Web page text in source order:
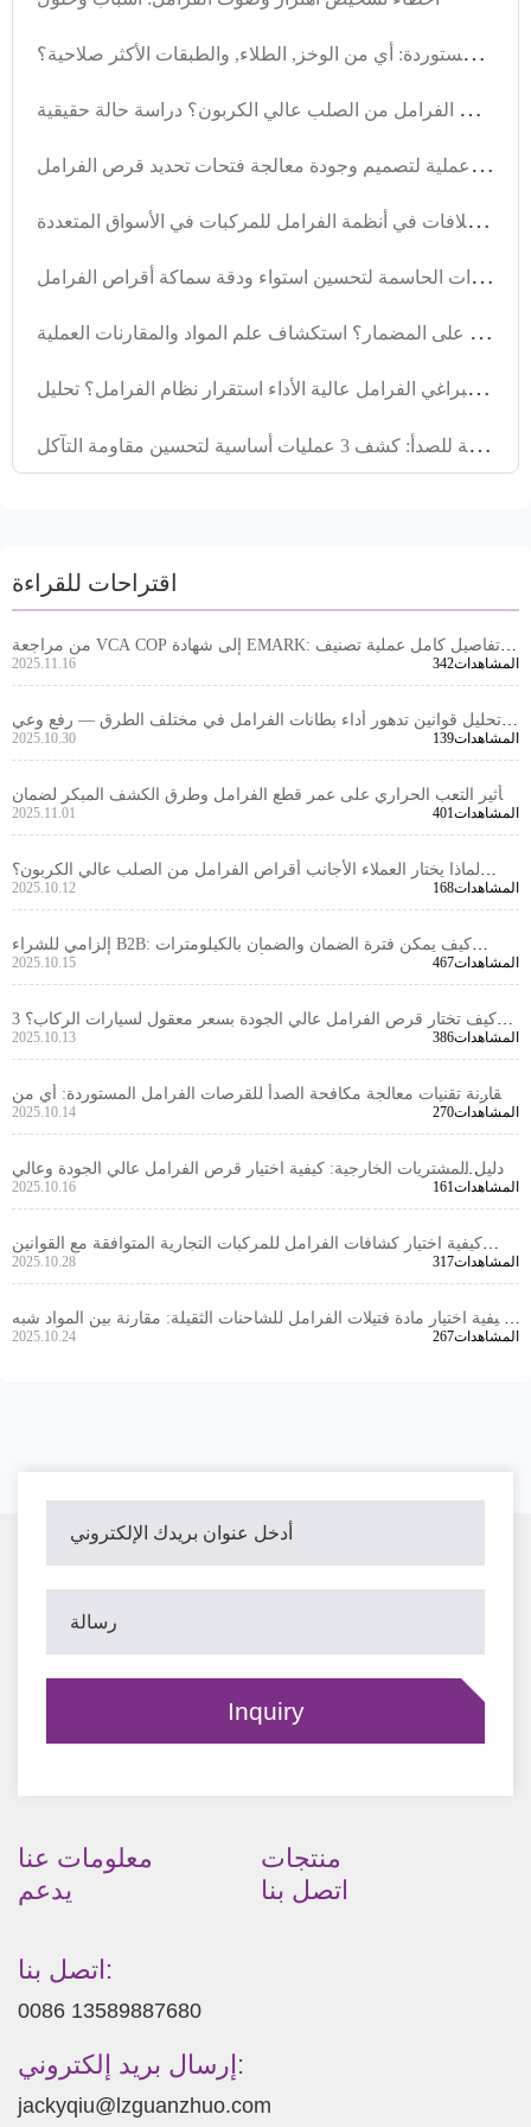
م
قارنة تقنيات معالجة مكافحة الصدأ للقرصات الفرامل المستوردة: أي من الوخز, الطلاء, والطبقات الأكثر صلاحية؟
ل
ماذا يختار العملاء الأجانب أقراص الفرامل من الصلب عالي الكربون؟ دراسة حالة حقيقية
ت
عزيز إدارة أمان الأساطيل: حلول عملية لتصميم وجودة معالجة فتحات تحديد قرص الفرامل
م
شاركة حالة تطبيق تصميم قرص الفرامل عالي التوافق لتعامل مع الاختلافات في أنظمة الفرامل للمركبات في الأسواق المتعددة
ت
حليل تقنيات الخراطة الفعالة: الخطوات الحاسمة لتحسين استواء ودقة سماكة أقراص الفرامل
ل
ماذا يعتبر استخدام مسامير فرامل مقاومة للتدهور ضرورياً في القيادة على المضمار؟ استكشاف علم المواد والمقارنات العملية
ك
يف تحسن البراغي الفرامل عالية الأداء استقرار نظام الفرامل؟ تحليل原理 التقنية وتنطويات التطبيق
ت
قنية طلاء قرص الفرامل المقاومة للصدأ: كشف 3 عمليات أساسية لتحسين مقاومة التآكل
اقتراحات للقراءة
من مراجعة VCA COP إلى شهادة EMARK: تفاصيل كامل عملية تصنيف
مجموعات الفرامل
2025.11.16 342المشاهدات
تحليل قوانين تدهور أداء بطانات الفرامل في مختلف الطرق — رفع وعي
العملاء الأجانب بصيانة سياراتهم
2025.10.30 139المشاهدات
تأثير التعب الحراري على عمر قطع الفرامل وطرق الكشف المبكر لضمان
سلامة المركبات طويلة المسافة
2025.11.01 401المشاهدات
لماذا يختار العملاء الأجانب أقراص الفرامل من الصلب عالي الكربون؟
دراسة حالة حقيقية
2025.10.12 168المشاهدات
إلزامي للشراء B2B: كيف يمكن فترة الضمان والضمان بالكيلومترات
للقرصات الفرامل أن تخفض مخاطر السلسلة التوريدية؟
2025.10.15 467المشاهدات
كيف تختار قرص الفرامل عالي الجودة بسعر معقول لسيارات الركاب؟ 3
مؤشرات حاسمة: المواد، الدقة، والاعتماد
2025.10.13 386المشاهدات
مقارنة تقنيات معالجة مكافحة الصدأ للقرصات الفرامل المستوردة: أي من
الوخز, الطلاء, والطبقات الأكثر صلاحية؟
2025.10.14 270المشاهدات
دليل المشتريات الخارجية: كيفية اختيار قرص الفرامل عالي الجودة وعالي
الكفاءة لسيارات الركاب من التصميم إلى التسليم
2025.10.16 161المشاهدات
كيفية اختيار كشافات الفرامل للمركبات التجارية المتوافقة مع القوانين
المحلية: دليل للمواقع الأساسية العالمية
2025.10.28 317المشاهدات
كيفية اختيار مادة فتيلات الفرامل للشاحنات الثقيلة: مقارنة بين المواد شبه
المعدنية، منخفضة الكربون، والسيراميك
2025.10.24 267المشاهدات
معلومات عنا
منتجات
يدعم
اتصل بنا
اتصل بنا:
0086 13589887680
إرسال بريد إلكتروني:
jackyqiu@lzguanzhuo.com